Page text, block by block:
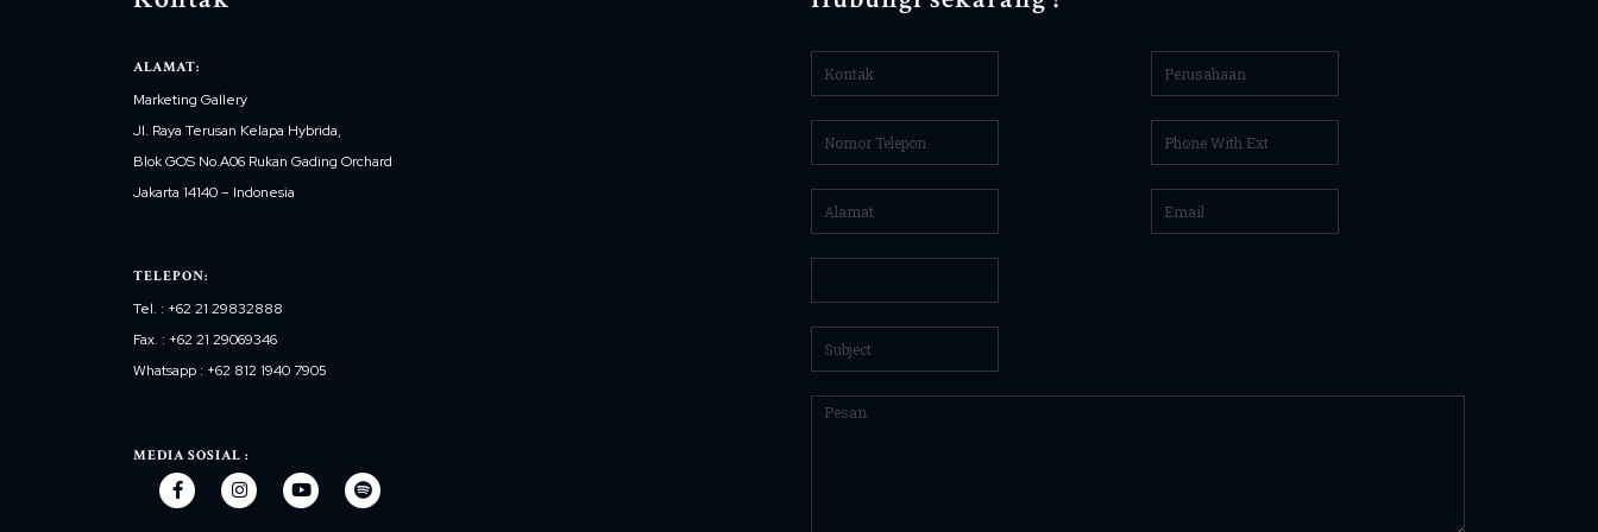
ALAMAT:
Marketing Gallery
Jl. Raya Terusan Kelapa Hybrida,
Blok GOS No.A06 Rukan Gading Orchard
Jakarta 14140 – Indonesia
TELEPON:
Tel. : +62 21 29832888
Fax. : +62 21 29069346
Whatsapp : +62 812 1940 7905
MEDIA SOSIAL :